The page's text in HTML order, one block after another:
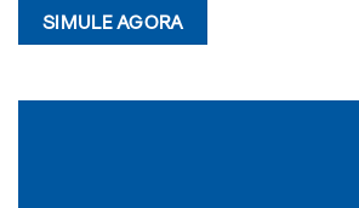
SIMULE AGORA